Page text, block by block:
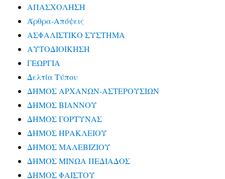
ΑΠΑΣΧΟΛΗΣΗ
Άρθρα-Απόψεις
ΑΣΦΑΛΙΣΤΙΚΟ ΣΥΣΤΗΜΑ
ΑΥΤΟΔΙΟΙΚΗΣΗ
ΓΕΩΡΓΙΑ
Δελτία Τύπου
ΔΗΜΟΣ ΑΡΧΑΝΩΝ-ΑΣΤΕΡΟΥΣΙΩΝ
ΔΗΜΟΣ ΒΙΑΝΝΟΥ
ΔΗΜΟΣ ΓΟΡΤΥΝΑΣ
ΔΗΜΟΣ ΗΡΑΚΛΕΙΟΥ
ΔΗΜΟΣ ΜΑΛΕΒΙΖΙΟΥ
ΔΗΜΟΣ ΜΙΝΩΑ ΠΕΔΙΑΔΟΣ
ΔΗΜΟΣ ΦΑΙΣΤΟΥ